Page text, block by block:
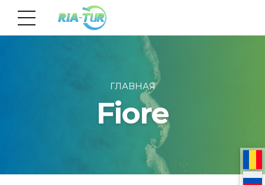
ГЛАВНАЯ
Fiore